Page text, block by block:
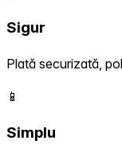
Sigur
Plată securizată,
📱
Simplu